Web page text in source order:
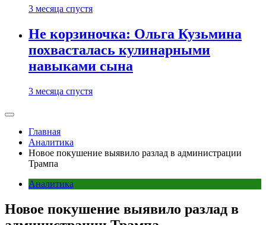
3 месяца спустя
Не корзиночка: Ольга Кузьмина
похвасталась кулинарными
навыками сына
3 месяца спустя
Главная
Аналитика
Новое покушение выявило разлад в администрации
Трампа
Аналитика
Новое покушение выявило разлад в